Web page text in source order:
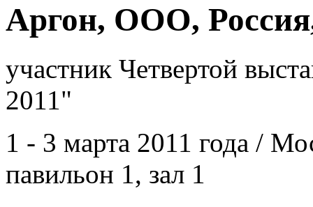
Аргон, ООО,
участник Четвертой
2011"
1 - 3 марта 2011 года /
павильон 1, зал 1